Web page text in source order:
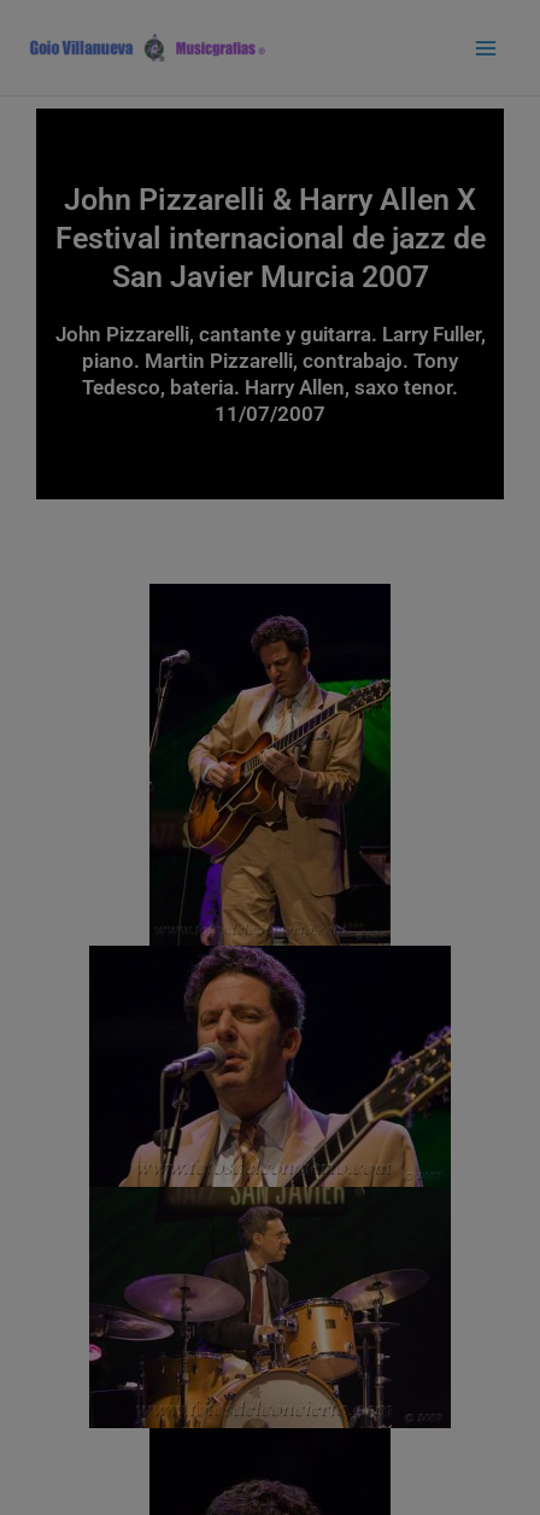
contenido
John Pizzarelli & Harry Allen X
Festival internacional de jazz de
San Javier Murcia 2007
John Pizzarelli, cantante y guitarra. Larry Fuller,
piano. Martin Pizzarelli, contrabajo. Tony
Tedesco, bateria. Harry Allen, saxo tenor.
11/07/2007